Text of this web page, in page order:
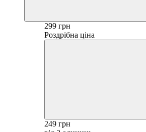
299 грн
Роздрібна ціна
249 грн